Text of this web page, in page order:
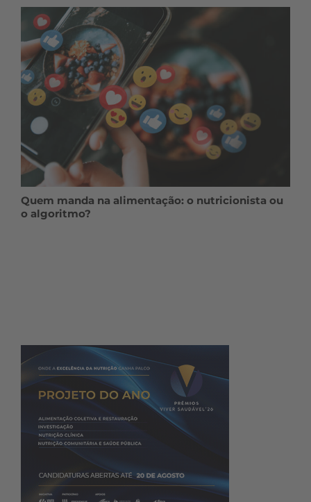
Quem manda na alimentação: o nutricionista ou
o algoritmo?